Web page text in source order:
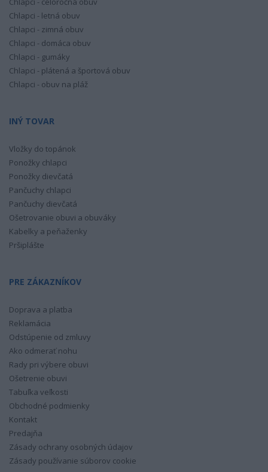
Chlapci - letná obuv
Chlapci - zimná obuv
Chlapci - domáca obuv
Chlapci - gumáky
Chlapci - plátená a športová obuv
Chlapci - obuv na pláž
INÝ TOVAR
Vložky do topánok
Ponožky chlapci
Ponožky dievčatá
Pančuchy chlapci
Pančuchy dievčatá
Ošetrovanie obuvi a obuváky
Kabelky a peňaženky
Pršiplášte
PRE ZÁKAZNÍKOV
Doprava a platba
Reklamácia
Odstúpenie od zmluvy
Ako odmerať nohu
Rady pri výbere obuvi
Ošetrenie obuvi
Tabuľka veľkosti
Obchodné podmienky
Kontakt
Predajňa
Zásady ochrany osobných údajov
Zásady používanie súborov cookie